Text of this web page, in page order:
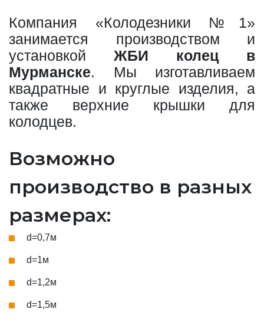
Компания «Колодезники №1»
занимается производством и
установкой ЖБИ колец в
Мурманске. Мы изготавливаем
квадратные и круглые изделия, а
также верхние крышки для
колодцев.
Возможно
производство в разных
размерах:
d=0,7м
d=1м
d=1,2м
d=1,5м